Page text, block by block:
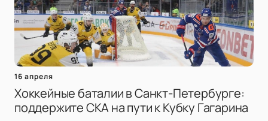
16 апреля
Хоккейные баталии в Санкт-Петербурге:
поддержите СКА на пути к Кубку Гагарина